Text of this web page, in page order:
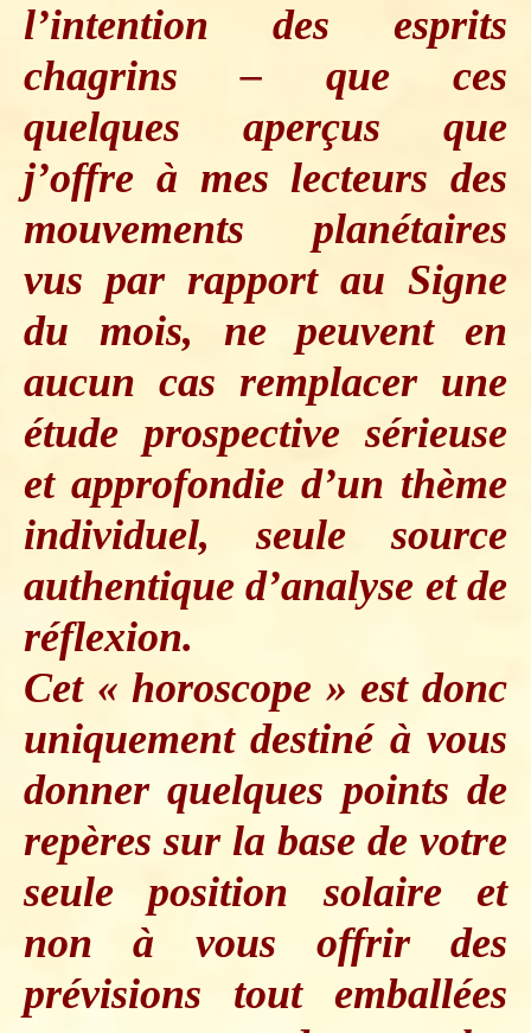
l’intention des esprits
chagrins – que ces
quelques aperçus que
j’offre à mes lecteurs des
mouvements planétaires
vus par rapport au Signe
du mois, ne peuvent en
aucun cas remplacer une
étude prospective sérieuse
et approfondie d’un thème
individuel, seule source
authentique d’analyse et de
réflexion.
Cet «horoscope » est donc
uniquement destiné à vous
donner quelques points de
repères sur la base de votre
seule position solaire et
non à vous offrir des
prévisions tout emballées